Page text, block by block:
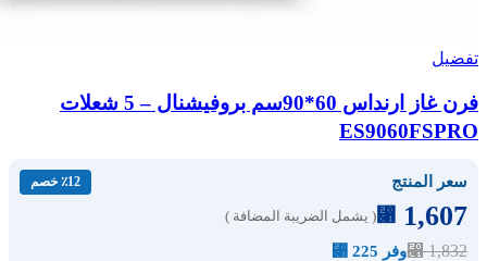
تفضيل
فرن غاز ارنداس 60*90سم بروفيشنال – 5 شعلات
ES9060FSPRO
سعر المنتج ٪12 خصم
⃁ 1,607 ( يشمل الضريبة المضافة )
⃁1,832 وفر 225 ⃁